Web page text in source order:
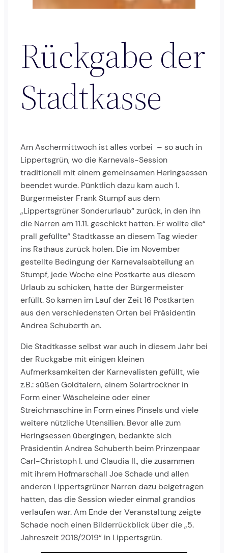
Rückgabe der
Stadtkasse
Am Aschermittwoch ist alles vorbei – so auch in
Lippertsgrün, wo die Karnevals-Session
traditionell mit einem gemeinsamen Heringsessen
beendet wurde. Pünktlich dazu kam auch 1.
Bürgermeister Frank Stumpf aus dem
„Lippertsgrüner Sonderurlaub“ zurück, in den ihn
die Narren am 11.11. geschickt hatten. Er wollte die“
prall gefüllte“ Stadtkasse an diesem Tag wieder
ins Rathaus zurück holen. Die im November
gestellte Bedingung der Karnevalsabteilung an
Stumpf, jede Woche eine Postkarte aus diesem
Urlaub zu schicken, hatte der Bürgermeister
erfüllt. So kamen im Lauf der Zeit 16 Postkarten
aus den verschiedensten Orten bei Präsidentin
Andrea Schuberth an.
Die Stadtkasse selbst war auch in diesem Jahr bei
der Rückgabe mit einigen kleinen
Aufmerksamkeiten der Karnevalisten gefüllt, wie
z.B.: süßen Goldtalern, einem Solartrockner in
Form einer Wäscheleine oder einer
Streichmaschine in Form eines Pinsels und viele
weitere nützliche Utensilien. Bevor alle zum
Heringsessen übergingen, bedankte sich
Präsidentin Andrea Schuberth beim Prinzenpaar
Carl-Christoph I. und Claudia II., die zusammen
mit ihrem Hofmarschall Joe Schade und allen
anderen Lippertsgrüner Narren dazu beigetragen
hatten, das die Session wieder einmal grandios
verlaufen war. Am Ende der Veranstaltung zeigte
Schade noch einen Bilderrückblick über die „5.
Jahreszeit 2018/2019“ in Lippertsgrün.